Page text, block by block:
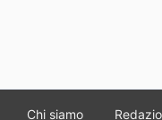
Chi siamo